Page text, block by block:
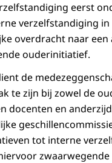
eerst
verzelfstandiging
overdracht naar
ouderinitiatief.
de
te zijn bij zowel de
docenten en
tot interne
zwaarwegende